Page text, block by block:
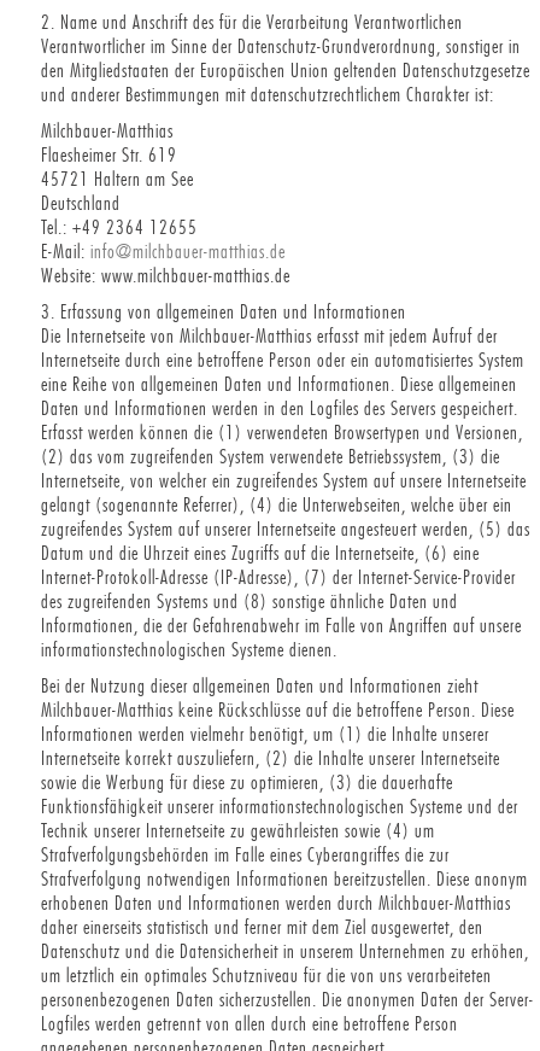
2. Name und Anschrift des für die Verarbeitung Verantwortlichen
Verantwortlicher im Sinne der Datenschutz-Grundverordnung, sonstiger in
den Mitgliedstaaten der Europäischen Union geltenden Datenschutzgesetze
und anderer Bestimmungen mit datenschutzrechtlichem Charakter ist:
Milchbauer-Matthias
Flaesheimer Str. 619
45721 Haltern am See
Deutschland
Tel.: +49 2364 12655
E-Mail:info@milchbauer-matthias.de
Website: www.milchbauer-matthias.de
3. Erfassung von allgemeinen Daten und Informationen
Die Internetseite von Milchbauer-Matthias erfasst mit jedem Aufruf der
Internetseite durch eine betroffene Person oder ein automatisiertes System
eine Reihe von allgemeinen Daten und Informationen. Diese allgemeinen
Daten und Informationen werden in den Logfiles des Servers gespeichert.
Erfasst werden können die (1) verwendeten Browsertypen und Versionen,
(2) das vom zugreifenden System verwendete Betriebssystem, (3) die
Internetseite, von welcher ein zugreifendes System auf unsere Internetseite
gelangt (sogenannte Referrer), (4) die Unterwebseiten, welche über ein
zugreifendes System auf unserer Internetseite angesteuert werden, (5) das
Datum und die Uhrzeit eines Zugriffs auf die Internetseite, (6) eine
Internet-Protokoll-Adresse (IP-Adresse), (7) der Internet-Service-Provider
des zugreifenden Systems und (8) sonstige ähnliche Daten und
Informationen, die der Gefahrenabwehr im Falle von Angriffen auf unsere
informationstechnologischen Systeme dienen.
Bei der Nutzung dieser allgemeinen Daten und Informationen zieht
Milchbauer-Matthias keine Rückschlüsse auf die betroffene Person. Diese
Informationen werden vielmehr benötigt, um (1) die Inhalte unserer
Internetseite korrekt auszuliefern, (2) die Inhalte unserer Internetseite
sowie die Werbung für diese zu optimieren, (3) die dauerhafte
Funktionsfähigkeit unserer informationstechnologischen Systeme und der
Technik unserer Internetseite zu gewährleisten sowie (4) um
Strafverfolgungsbehörden im Falle eines Cyberangriffes die zur
Strafverfolgung notwendigen Informationen bereitzustellen. Diese anonym
erhobenen Daten und Informationen werden durch Milchbauer-Matthias
daher einerseits statistisch und ferner mit dem Ziel ausgewertet, den
Datenschutz und die Datensicherheit in unserem Unternehmen zu erhöhen,
um letztlich ein optimales Schutzniveau für die von uns verarbeiteten
personenbezogenen Daten sicherzustellen. Die anonymen Daten der Server-
Logfiles werden getrennt von allen durch eine betroffene Person